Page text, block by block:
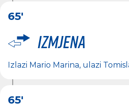
65'
Izmjena
Izlazi Mario Marina, ulazi
65'